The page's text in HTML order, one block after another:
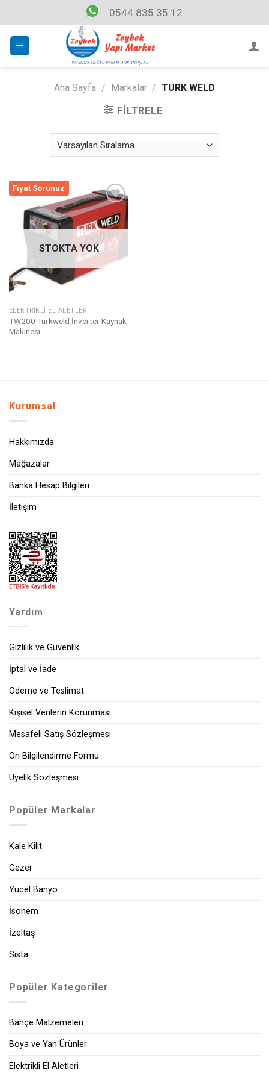
to
content
0544 835 35 12
Ana Sayfa / Markalar / TURK WELD
FILTRELE
Fiyat Sorunuz
Listeme
Ekle
STOKTA YOK
ELEKTRIKLI EL ALETLERI
TW200 Türkweld İnverter Kaynak
Makinesi
Kurumsal
Hakkımızda
Mağazalar
Banka Hesap Bilgileri
İletişim
Yardım
Gizlilik ve Güvenlik
İptal ve İade
Ödeme ve Teslimat
Kişisel Verilerin Korunması
Mesafeli Satış Sözleşmesi
Ön Bilgilendirme Formu
Üyelik Sözleşmesi
Popüler Markalar
Kale Kilit
Gezer
Yücel Banyo
İsonem
İzeltaş
Sista
Popüler Kategoriler
Bahçe Malzemeleri
Boya ve Yan Ürünler
Elektrikli El Aletleri